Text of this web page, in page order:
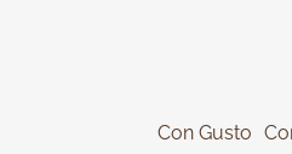
Con Gusto